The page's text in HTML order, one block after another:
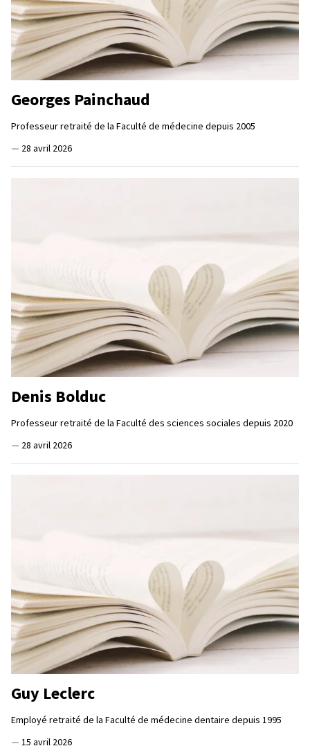
Georges Painchaud
Professeur retraité de la Faculté de médecine depuis 2005
— 28 avril 2026
Denis Bolduc
Professeur retraité de la Faculté des sciences sociales depuis 2020
— 28 avril 2026
Guy Leclerc
Employé retraité de la Faculté de médecine dentaire depuis 1995
— 15 avril 2026